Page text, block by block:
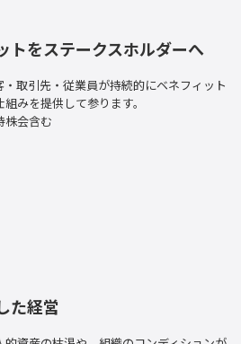
トをステークスホルダーへ
取引先・従業員が持続的にベネフィット
みを提供して参ります。
株会含む
た経営